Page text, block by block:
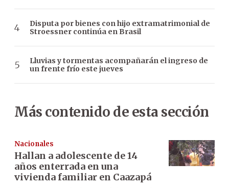
Disputa por bienes con hijo extramatrimonial de
Stroessner continúa en Brasil
Lluvias y tormentas acompañarán el ingreso de
un frente frío este jueves
Más contenido de esta sección
Nacionales
Hallan a adolescente de 14
años enterrada en una
vivienda familiar en Caazapá